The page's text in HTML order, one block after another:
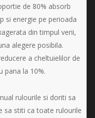
de 80% absorb
si energie pe perioada
din timpul verii,
alegere posibila.
a cheltuielilor de
pana la 10%.
rulourile si doriti sa
sa stiti ca toate rulourile